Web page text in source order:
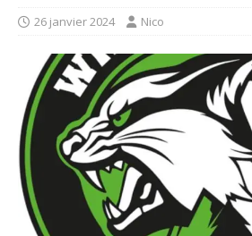
26 janvier 2024 Nico